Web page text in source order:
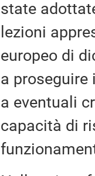
state
lezioni
europeo di
a proseguire
a eventuali
capacità di